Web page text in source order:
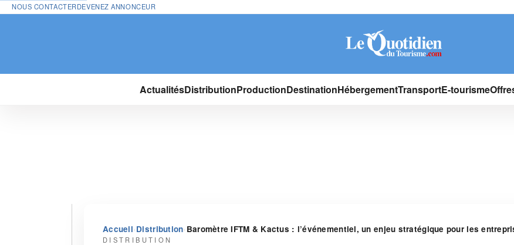
NOUS CONTACTERDEVENEZ ANNONCEUR
ActualitésDistributionProductionDestinationHébergementTransportE-tourisme
Accueil›Distribution› Baromètre IFTM & Kactus : l’événementiel, un enjeu stratégique pour les
DISTRIBUTION